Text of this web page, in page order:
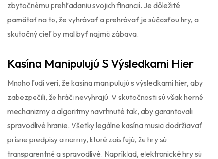
zbytočnému prehľadaniu svojich financií. Je dôležité
pamätať na to, že vyhrávať a prehrávať je súčasťou hry, a
skutočný cieľ by mal byť najmä zábava.
Kasína Manipulujú S Výsledkami Hier
Mnoho ľudí verí, že kasína manipulujú s výsledkami hier, aby
zabezpečili, že hráči nevyhrajú. V skutočnosti sú však herné
mechanizmy a algoritmy navrhnuté tak, aby garantovali
spravodlivé hranie. Všetky legálne kasína musia dodržiavať
prísne predpisy a normy, ktoré zaisťujú, že hry sú
transparentné a spravodlivé. Napríklad, elektronické hry sú